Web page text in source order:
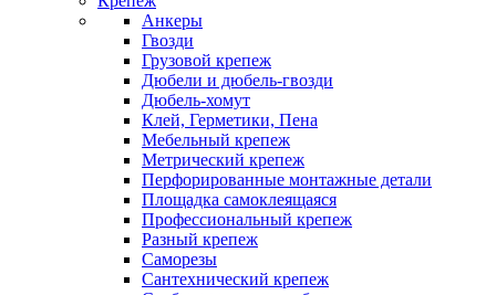
Анкеры
Гвозди
Грузовой крепеж
Дюбели и дюбель-гвозди
Дюбель-хомут
Клей, Герметики, Пена
Мебельный крепеж
Метрический крепеж
Перфорированные монтажные детали
Площадка самоклеящаяся
Профессиональный крепеж
Разный крепеж
Саморезы
Сантехнический крепеж